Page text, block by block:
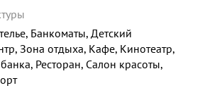
Банкоматы, Детский
Зона отдыха, Кафе, Кинотеатр,
Ресторан, Салон красоты,